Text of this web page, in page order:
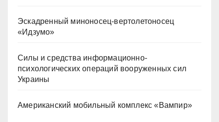
Эскадренный миноносец-вертолетоносец
«Идзумо»
Силы и средства информационно-
психологических операций вооруженных сил
Украины
Американский мобильный комплекс «Вампир»